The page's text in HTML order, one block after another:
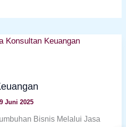
Juni 2025
Bisnis Melalui Jasa